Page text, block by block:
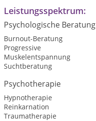
Leistungsspektrum:
Psychologische Beratung
Burnout-Beratung
Progressive
Muskelentspannung
Suchtberatung
Psychotherapie
Hypnotherapie
Reinkarnation
Traumatherapie